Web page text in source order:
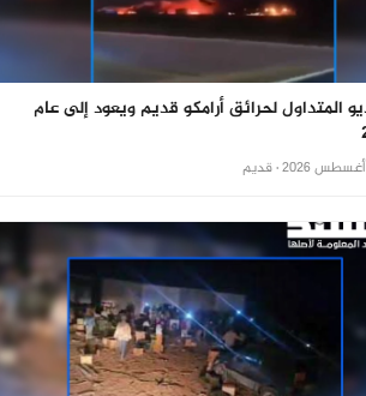
المتداول لحرائق أرامكو قديم ويعود إلى عام
· قديم